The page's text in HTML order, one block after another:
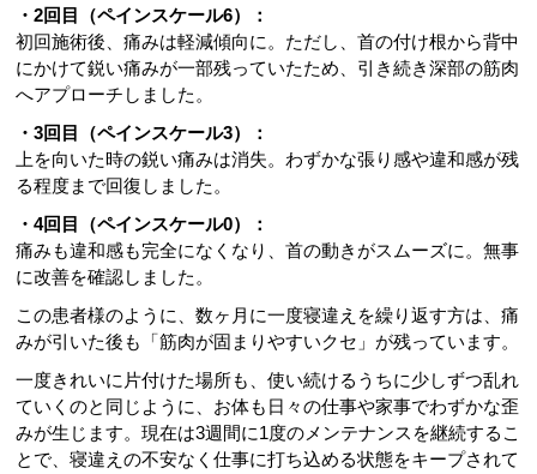
・2回目（ペインスケール6）：
初回施術後、痛みは軽減傾向に。ただし、首の付け根から背中
にかけて鋭い痛みが一部残っていたため、引き続き深部の筋肉
へアプローチしました。
・3回目（ペインスケール3）：
上を向いた時の鋭い痛みは消失。わずかな張り感や違和感が残
る程度まで回復しました。
・4回目（ペインスケール0）：
痛みも違和感も完全になくなり、首の動きがスムーズに。無事
に改善を確認しました。
この患者様のように、数ヶ月に一度寝違えを繰り返す方は、痛
みが引いた後も「筋肉が固まりやすいクセ」が残っています。
一度きれいに片付けた場所も、使い続けるうちに少しずつ乱れ
ていくのと同じように、お体も日々の仕事や家事でわずかな歪
みが生じます。現在は3週間に1度のメンテナンスを継続するこ
とで、寝違えの不安なく仕事に打ち込める状態をキープされて